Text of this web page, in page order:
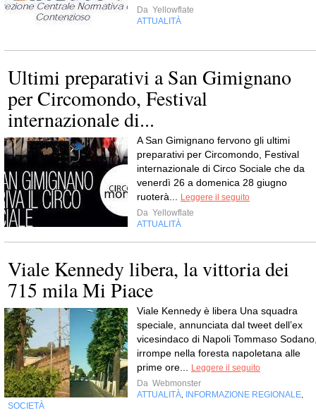
Da Yellowflate
ATTUALITÀ
Ultimi preparativi a San Gimignano
per Circomondo, Festival
internazionale di...
A San Gimignano fervono gli ultimi
preparativi per Circomondo, Festival
internazionale di Circo Sociale che da
venerdì 26 a domenica 28 giugno
ruoterà...
Leggere il seguito
Da Yellowflate
ATTUALITÀ
Viale Kennedy libera, la vittoria dei
715 mila Mi Piace
Viale Kennedy è libera Una squadra
speciale, annunciata dal tweet dell’ex
vicesindaco di Napoli Tommaso
irrompe nella foresta napoletana alle
prime ore...
Leggere il seguito
Da Webmonster
ATTUALITÀ
INFORMAZIONE REGIONALE
SOCIETÀ